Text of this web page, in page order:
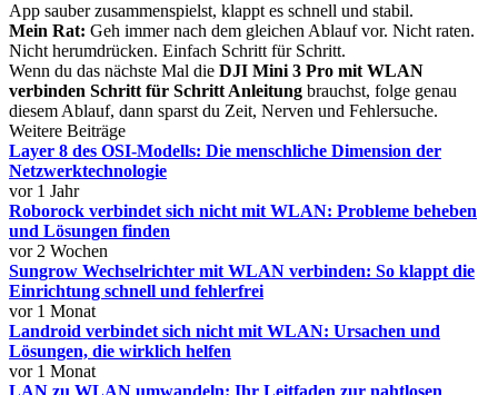
App sauber zusammenspielst, klappt es schnell und stabil.
Mein Rat: Geh immer nach dem gleichen Ablauf vor. Nicht raten.
Nicht herumdrücken. Einfach Schritt für Schritt.
Wenn du das nächste Mal die DJI Mini 3 Pro mit WLAN
verbinden Schritt für Schritt Anleitung brauchst, folge genau
diesem Ablauf, dann sparst du Zeit, Nerven und Fehlersuche.
Weitere Beiträge
Layer 8 des OSI-Modells: Die menschliche Dimension der
Netzwerktechnologie
vor 1 Jahr
Roborock verbindet sich nicht mit WLAN: Probleme beheben
und Lösungen finden
vor 2 Wochen
Sungrow Wechselrichter mit WLAN verbinden: So klappt die
Einrichtung schnell und fehlerfrei
vor 1 Monat
Landroid verbindet sich nicht mit WLAN: Ursachen und
Lösungen, die wirklich helfen
vor 1 Monat
LAN zu WLAN umwandeln: Ihr Leitfaden zur nahtlosen